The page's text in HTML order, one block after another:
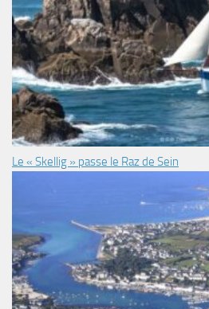
Le « Skellig » passe le Raz de Sein